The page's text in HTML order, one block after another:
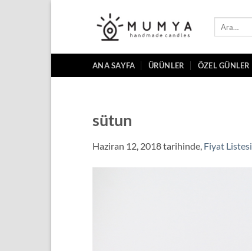
ANA SAYFA ÜRÜNLER ÖZEL GÜNLER
sütun
Haziran 12, 2018tarihinde, Fiyat Listesi